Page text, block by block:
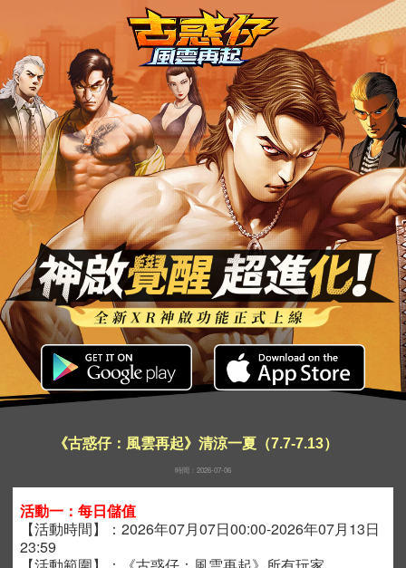
《古惑仔：風雲再起》清涼一夏（7.7-7.13）
時間：2026-07-06
活動一：每日儲值
【活動時間】：2026年07月07日00:00-2026年07月13日
23:59